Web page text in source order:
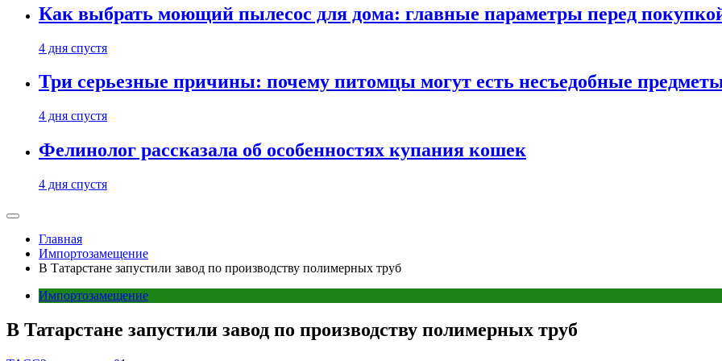
Как выбрать моющий пылесос для дома: главные параметры перед
4 дня спустя
Три серьезные причины: почему питомцы могут есть несъедобные
4 дня спустя
Фелинолог рассказала об особенностях купания кошек
4 дня спустя
Главная
Импортозамещение
В Татарстане запустили завод по производству полимерных труб
Импортозамещение
В Татарстане запустили завод по производству полимерных труб